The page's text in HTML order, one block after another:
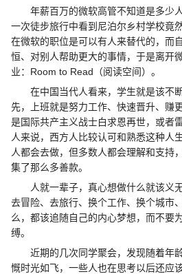
年薪百万的微软高管不知道是多少
一次徒步旅行中看到尼泊尔乡村学校竟
在微软的职位是可以有人来替代的，而
恒、对别人帮助更大的事情，于是离开
业：Room to Read（阅读空间）。
在中国当代人看来，学生就是该不
先，上班就是努力工作、快速晋升、赚
是国际共产主义战士白求恩再世，或者
人来说，西方人比较认可和熟悉这种人
人都会去做，但多数人都会理解和支持
集了那么多善款。
人就一辈子，真心想做什么就该义无
去冒险、去旅行、换个工作、换个城市
么，都该追随自己的内心梦想，而不要
缚。
近期的几次同学聚会，发现随着年
慨时光如飞，一些人也在思考以后还应